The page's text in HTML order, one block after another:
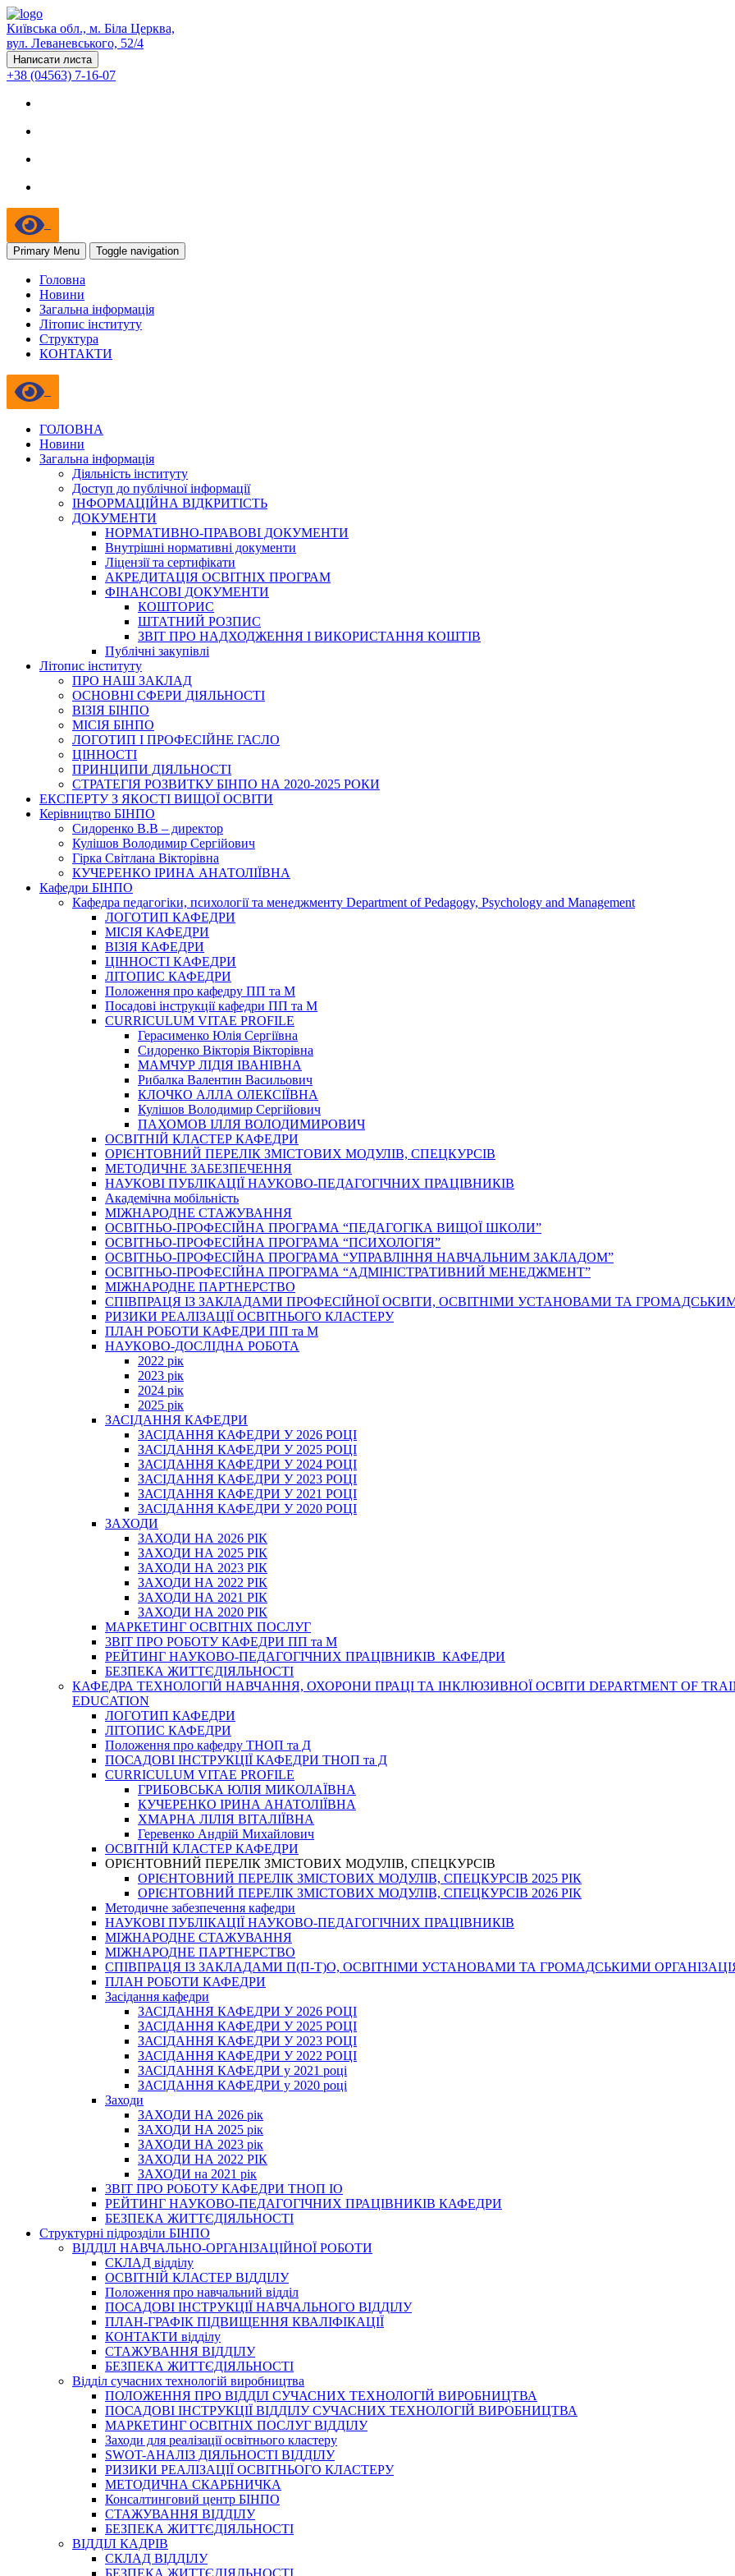
Київська обл., м. Біла Церква,
вул. Леваневського, 52/4
Написати листа
+38 (04563) 7-16-07
Primary Menu Toggle navigation
Головна
Новини
Загальна інформація
Літопис інституту
Структура
КОНТАКТИ
ГОЛОВНА
Новини
Загальна інформація
Діяльність інституту
Доступ до публічної інформації
ІНФОРМАЦІЙНА ВІДКРИТІСТЬ
ДОКУМЕНТИ
НОРМАТИВНО-ПРАВОВІ ДОКУМЕНТИ
Внутрішні нормативні документи
Ліцензії та сертифікати
АКРЕДИТАЦІЯ ОСВІТНІХ ПРОГРАМ
ФІНАНСОВІ ДОКУМЕНТИ
КОШТОРИС
ШТАТНИЙ РОЗПИС
ЗВІТ ПРО НАДХОДЖЕННЯ І ВИКОРИСТАННЯ КОШТІВ
Публічні закупівлі
Літопис інституту
ПРО НАШ ЗАКЛАД
ОСНОВНІ СФЕРИ ДІЯЛЬНОСТІ
ВІЗІЯ БІНПО
МІСІЯ БІНПО
ЛОГОТИП І ПРОФЕСІЙНЕ ГАСЛО
ЦІННОСТІ
ПРИНЦИПИ ДІЯЛЬНОСТІ
СТРАТЕГІЯ РОЗВИТКУ БІНПО НА 2020-2025 РОКИ
ЕКСПЕРТУ З ЯКОСТІ ВИЩОЇ ОСВІТИ
Керівництво БІНПО
Сидоренко В.В – директор
Кулішов Володимир Сергійович
Гірка Світлана Вікторівна
КУЧЕРЕНКО ІРИНА АНАТОЛІЇВНА
Кафедри БІНПО
Кафедра педагогіки, психології та менеджменту Department of Pedagogy, Psychology and Management
ЛОГОТИП КАФЕДРИ
МІСІЯ КАФЕДРИ
ВІЗІЯ КАФЕДРИ
ЦІННОСТІ КАФЕДРИ
ЛІТОПИС КАФЕДРИ
Положення про кафедру ПП та М
Посадові інструкції кафедри ПП та М
CURRICULUM VITAE PROFILE
Герасименко Юлія Сергіївна
Сидоренко Вікторія Вікторівна
МАМЧУР ЛІДІЯ ІВАНІВНА
Рибалка Валентин Васильович
КЛОЧКО АЛЛА ОЛЕКСІЇВНА
Кулішов Володимир Сергійович
ПАХОМОВ ІЛЛЯ ВОЛОДИМИРОВИЧ
ОСВІТНІЙ КЛАСТЕР КАФЕДРИ
ОРІЄНТОВНИЙ ПЕРЕЛІК ЗМІСТОВИХ МОДУЛІВ, СПЕЦКУРСІВ
МЕТОДИЧНЕ ЗАБЕЗПЕЧЕННЯ
НАУКОВІ ПУБЛІКАЦІЇ НАУКОВО-ПЕДАГОГІЧНИХ ПРАЦІВНИКІВ
Академічна мобільність
МІЖНАРОДНЕ СТАЖУВАННЯ
ОСВІТНЬО-ПРОФЕСІЙНА ПРОГРАМА “ПЕДАГОГІКА ВИЩОЇ ШКОЛИ”
ОСВІТНЬО-ПРОФЕСІЙНА ПРОГРАМА “ПСИХОЛОГІЯ”
ОСВІТНЬО-ПРОФЕСІЙНА ПРОГРАМА “УПРАВЛІННЯ НАВЧАЛЬНИМ ЗАКЛАДОМ”
ОСВІТНЬО-ПРОФЕСІЙНА ПРОГРАМА “АДМІНІСТРАТИВНИЙ МЕНЕДЖМЕНТ”
МІЖНАРОДНЕ ПАРТНЕРСТВО
СПІВПРАЦЯ ІЗ ЗАКЛАДАМИ ПРОФЕСІЙНОЇ ОСВІТИ, ОСВІТНІМИ УСТАНОВАМИ ТА
РИЗИКИ РЕАЛІЗАЦІЇ ОСВІТНЬОГО КЛАСТЕРУ
ПЛАН РОБОТИ КАФЕДРИ ПП та М
НАУКОВО-ДОСЛІДНА РОБОТА
2022 рік
2023 рік
2024 рік
2025 рік
ЗАСІДАННЯ КАФЕДРИ
ЗАСІДАННЯ КАФЕДРИ У 2026 РОЦІ
ЗАСІДАННЯ КАФЕДРИ У 2025 РОЦІ
ЗАСІДАННЯ КАФЕДРИ У 2024 РОЦІ
ЗАСІДАННЯ КАФЕДРИ У 2023 РОЦІ
ЗАСІДАННЯ КАФЕДРИ У 2021 РОЦІ
ЗАСІДАННЯ КАФЕДРИ У 2020 РОЦІ
ЗАХОДИ
ЗАХОДИ НА 2026 РІК
ЗАХОДИ НА 2025 РІК
ЗАХОДИ НА 2023 РІК
ЗАХОДИ НА 2022 РІК
ЗАХОДИ НА 2021 РІК
ЗАХОДИ НА 2020 РІК
МАРКЕТИНГ ОСВІТНІХ ПОСЛУГ
3BIT ПРО РОБОТУ КАФЕДРИ ПП та М
РЕЙТИНГ НАУКОВО-ПЕДАГОГІЧНИХ ПРАЦІВНИКІВ КАФЕДРИ
БЕЗПЕКА ЖИТТЄДІЯЛЬНОСТІ
КАФЕДРА ТЕХНОЛОГІЙ НАВЧАННЯ, ОХОРОНИ ПРАЦІ ТА ІНКЛЮЗИВНОЇ ОСВІТИ DEPARTMENT OF
EDUCATION
ЛОГОТИП КАФЕДРИ
ЛІТОПИС КАФЕДРИ
Положення про кафедру ТНОП та Д
ПОСАДОВІ ІНСТРУКЦІЇ КАФЕДРИ ТНОП та Д
CURRICULUM VITAE PROFILE
ГРИБОВСЬКА ЮЛІЯ МИКОЛАЇВНА
КУЧЕРЕНКО ІРИНА АНАТОЛІЇВНА
ХМАРНА ЛІЛІЯ ВІТАЛІЇВНА
Геревенко Андрій Михайлович
ОСВІТНІЙ КЛАСТЕР КАФЕДРИ
ОРІЄНТОВНИЙ ПЕРЕЛІК ЗМІСТОВИХ МОДУЛІВ, СПЕЦКУРСІВ
ОРІЄНТОВНИЙ ПЕРЕЛІК ЗМІСТОВИХ МОДУЛІВ, СПЕЦКУРСІВ 2025 РІК
ОРІЄНТОВНИЙ ПЕРЕЛІК ЗМІСТОВИХ МОДУЛІВ, СПЕЦКУРСІВ 2026 РІК
Методичне забезпечення кафедри
НАУКОВІ ПУБЛІКАЦІЇ НАУКОВО-ПЕДАГОГІЧНИХ ПРАЦІВНИКІВ
МІЖНАРОДНЕ СТАЖУВАННЯ
МІЖНАРОДНЕ ПАРТНЕРСТВО
СПІВПРАЦЯ ІЗ ЗАКЛАДАМИ П(П-Т)О, ОСВІТНІМИ УСТАНОВАМИ ТА ГРОМАДСЬКИМИ
ПЛАН РОБОТИ КАФЕДРИ
Засідання кафедри
ЗАСІДАННЯ КАФЕДРИ У 2026 РОЦІ
ЗАСІДАННЯ КАФЕДРИ У 2025 РОЦІ
ЗАСІДАННЯ КАФЕДРИ У 2023 РОЦІ
ЗАСІДАННЯ КАФЕДРИ У 2022 РОЦІ
ЗАСІДАННЯ КАФЕДРИ у 2021 році
ЗАСІДАННЯ КАФЕДРИ у 2020 році
Заходи
ЗАХОДИ НА 2026 рік
ЗАХОДИ НА 2025 рік
ЗАХОДИ НА 2023 рік
ЗАХОДИ НА 2022 РІК
ЗАХОДИ на 2021 рік
3BIT ПРО РОБОТУ КАФЕДРИ ТНОП ІО
РЕЙТИНГ НАУКОВО-ПЕДАГОГІЧНИХ ПРАЦІВНИКІВ КАФЕДРИ
БЕЗПЕКА ЖИТТЄДІЯЛЬНОСТІ
Структурні підрозділи БІНПО
ВІДДІЛ НАВЧАЛЬНО-ОРГАНІЗАЦІЙНОЇ РОБОТИ
СКЛАД відділу
ОСВІТНІЙ КЛАСТЕР ВІДДІЛУ
Положення про навчальний вiддiл
ПОСАДОВІ ІНСТРУКЦІЇ НАВЧАЛЬНОГО ВІДДІЛУ
ПЛАН-ГРАФІК ПІДВИЩЕННЯ КВАЛІФІКАЦІЇ
КОНТАКТИ відділу
СТАЖУВАННЯ ВІДДІЛУ
БЕЗПЕКА ЖИТТЄДІЯЛЬНОСТІ
Відділ сучасних технологій виробництва
ПОЛОЖЕННЯ ПРО ВІДДІЛ СУЧАСНИХ ТЕХНОЛОГІЙ ВИРОБНИЦТВА
ПОСАДОВІ ІНСТРУКЦІЇ ВІДДІЛУ СУЧАСНИХ ТЕХНОЛОГІЙ ВИРОБНИЦТВА
МАРКЕТИНГ ОСВІТНІХ ПОСЛУГ ВІДДІЛУ
Заходи для реалізації освітнього кластеру
SWOT-АНАЛІЗ ДІЯЛЬНОСТІ ВІДДІЛУ
РИЗИКИ РЕАЛІЗАЦІЇ ОСВІТНЬОГО КЛАСТЕРУ
МЕТОДИЧНА СКАРБНИЧКА
Консалтинговий центр БІНПО
СТАЖУВАННЯ ВІДДІЛУ
БЕЗПЕКА ЖИТТЄДІЯЛЬНОСТІ
ВІДДІЛ КАДРІВ
СКЛАД ВІДДІЛУ
БЕЗПЕКА ЖИТТЄДІЯЛЬНОСТІ